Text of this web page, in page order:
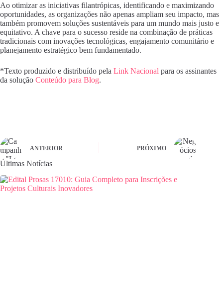
Ao otimizar as iniciativas filantrópicas, identificando e maximizando
oportunidades, as organizações não apenas ampliam seu impacto, mas
também promovem soluções sustentáveis para um mundo mais justo e
equitativo. A chave para o sucesso reside na combinação de práticas
tradicionais com inovações tecnológicas, engajamento comunitário e
planejamento estratégico bem fundamentado.
*Texto produzido e distribuído pela Link Nacional para os assinantes
da solução Conteúdo para Blog.
ANTERIOR PRÓXIMO
Últimas Notícias